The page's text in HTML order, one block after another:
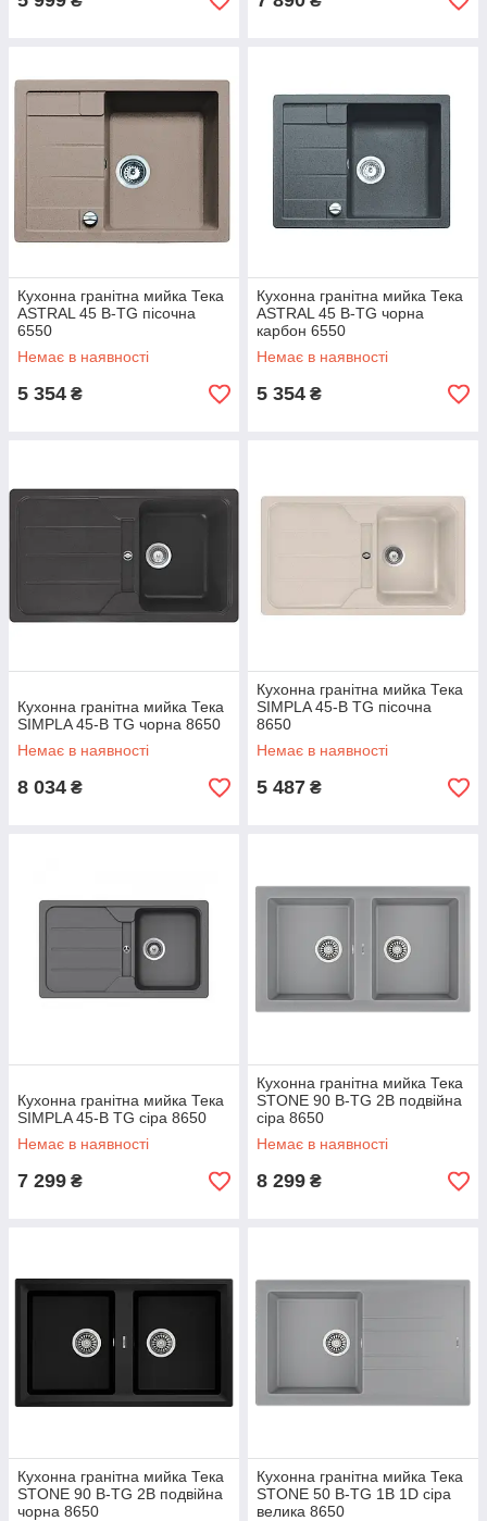
Кухонна гранітна мийка Тека
ASTRAL 45 B-TG пісочна
6550
Немає в наявності
5 354 ₴
Кухонна гранітна мийка Тека
ASTRAL 45 B-TG чорна
карбон 6550
Немає в наявності
5 354 ₴
Кухонна гранітна мийка Тека
SIMPLA 45-B TG чорна 8650
Немає в наявності
8 034 ₴
Кухонна гранітна мийка Тека
SIMPLA 45-B TG пісочна
8650
Немає в наявності
5 487 ₴
Кухонна гранітна мийка Тека
SIMPLA 45-B TG сіра 8650
Немає в наявності
7 299 ₴
Кухонна гранітна мийка Тека
STONE 90 B-TG 2B подвійна
сіра 8650
Немає в наявності
8 299 ₴
Кухонна гранітна мийка Тека
STONE 90 B-TG 2B подвійна
чорна 8650
Кухонна гранітна мийка Тека
STONE 50 B-TG 1B 1D сіра
велика 8650